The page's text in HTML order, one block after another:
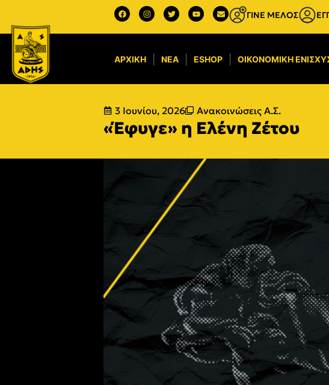
ΓΙΝΕ ΜΕΛΟΣ
ΑΡΧΙΚΉ ΝΈΑ ESHOP ΟΙΚΟΝΟΜΙΚΉ
3 Ιουνίου, 2026 Ανακοινώσεις Α.Σ.
«Έφυγε» η Ελένη Ζέτου